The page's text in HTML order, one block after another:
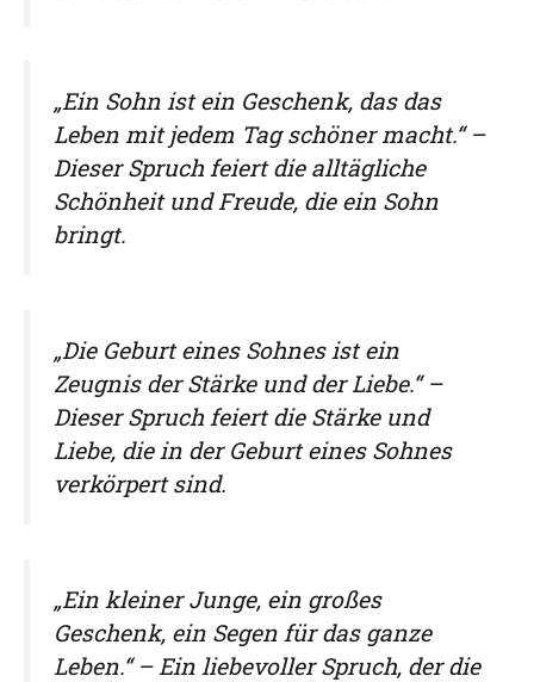
„Ein Sohn ist ein Geschenk, das das
Leben mit jedem Tag schöner macht.“ –
Dieser Spruch feiert die alltägliche
Schönheit und Freude, die ein Sohn
bringt.
„Die Geburt eines Sohnes ist ein
Zeugnis der Stärke und der Liebe.“ –
Dieser Spruch feiert die Stärke und
Liebe, die in der Geburt eines Sohnes
verkörpert sind.
„Ein kleiner Junge, ein großes
Geschenk, ein Segen für das ganze
Leben.“ – Ein liebevoller Spruch, der die